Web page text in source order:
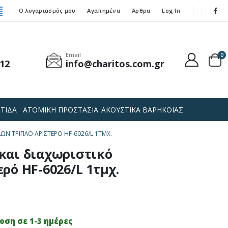
Ο λογαριασμός μου Αγαπημένα Άρθρα Log In
Email
info@charitos.com.gr
0
ΑΤΟΜΙΚΗ ΠΡΟΣΤΑΣΙΑ ΑΚΟΥΣΤΙΚΑ ΒΑΡΗΚΟΪΑΣ
ΤΡΙΠΛΌ ΑΡΙΣΤΕΡΌ HF-6026/L 1ΤΜΧ.
διαχωριστικό
HF-6026/L 1τμχ.
σε 1-3 ημέρες